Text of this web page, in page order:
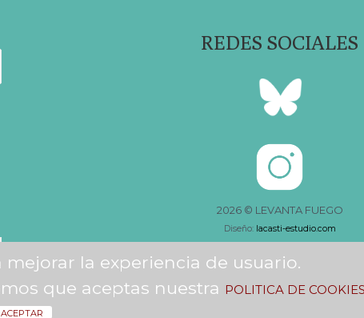
REDES SOCIALES
2026 © LEVANTA FUEGO
Diseño: lacasti-estudio.com
la experiencia de usuario.
que aceptas nuestra POLITICA DE COOKIES
ACEPTAR